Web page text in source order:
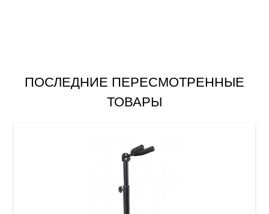
ПОСЛЕДНИЕ ПЕРЕСМОТРЕННЫЕ
ТОВАРЫ